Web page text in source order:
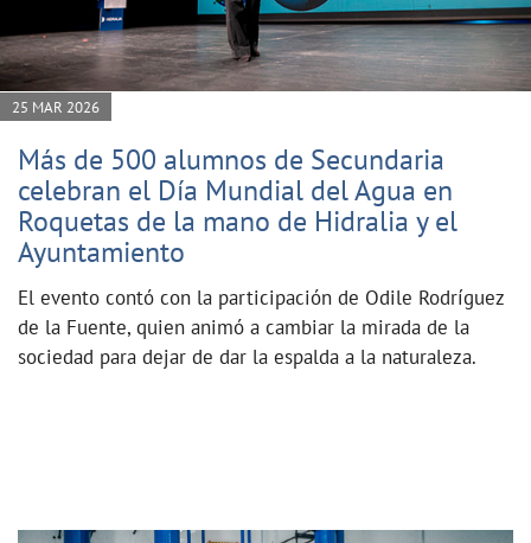
25 MAR 2026
Más de 500 alumnos de Secundaria
celebran el Día Mundial del Agua en
Roquetas de la mano de Hidralia y el
Ayuntamiento
El evento contó con la participación de Odile Rodríguez
de la Fuente, quien animó a cambiar la mirada de la
sociedad para dejar de dar la espalda a la naturaleza.